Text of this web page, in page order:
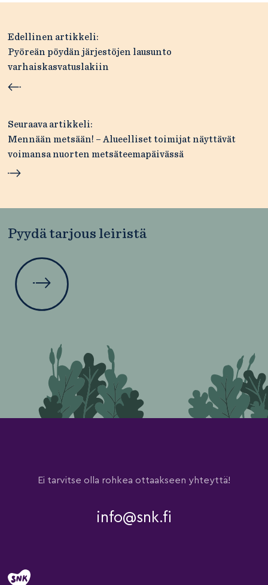
Artikkelien
selaus
Edellinen artikkeli:
Pyöreän pöydän järjestöjen lausunto
varhaiskasvatuslakiin
Seuraava artikkeli:
Mennään metsään! – Alueelliset toimijat näyttävät
voimansa nuorten metsäteemapäivässä
Pyydä tarjous leiristä
Ei tarvitse olla rohkea ottaakseen yhteyttä!
info@snk.fi